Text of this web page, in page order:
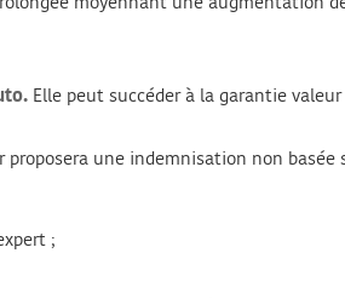
Elle peut succéder à la garantie
proposera une indemnisation non basée
;